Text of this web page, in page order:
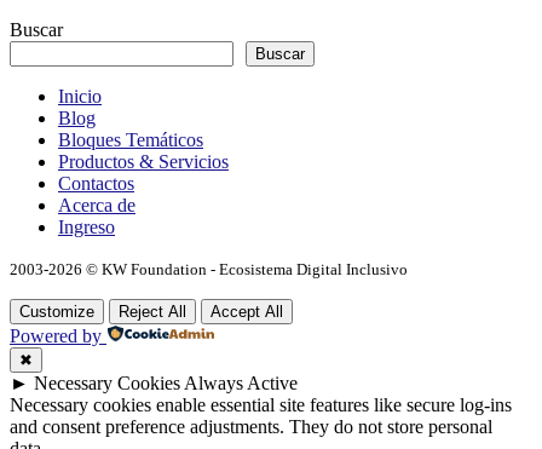
Buscar
Buscar
Inicio
Blog
Bloques Temáticos
Productos & Servicios
Contactos
Acerca de
Ingreso
2003-2026 © KW Foundation - Ecosistema Digital Inclusivo
Customize Reject All Accept All
Powered by
✖
► Necessary Cookies Always Active
Necessary cookies enable essential site features like secure log-ins
and consent preference adjustments. They do not store personal